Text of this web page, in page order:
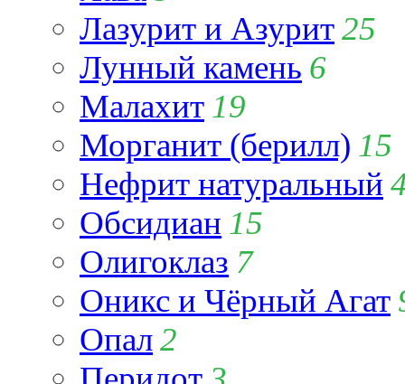
Лазурит и Азурит25
Лунный камень 6
Малахит 19
Морганит (берилл) 15
Нефрит натуральный
Обсидиан 15
Олигоклаз 7
Оникс и Чёрный Агат
Опал2